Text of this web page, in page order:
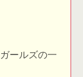
ールズの一